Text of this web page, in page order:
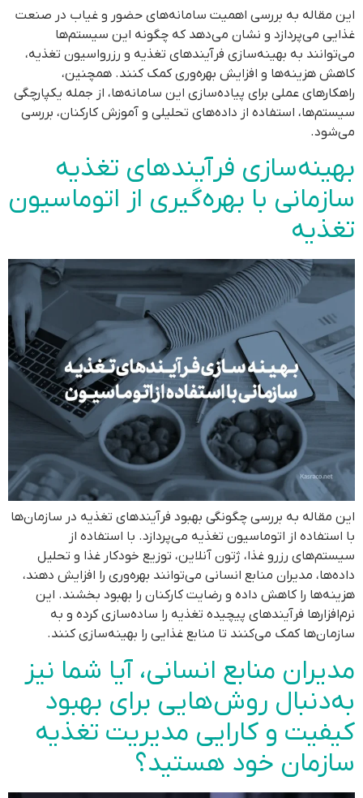
این مقاله به بررسی اهمیت سامانه‌های حضور و غیاب در صنعت
غذایی می‌پردازد و نشان می‌دهد که چگونه این سیستم‌ها
می‌توانند به بهینه‌سازی فرآیندهای تغذیه و رزرواسیون تغذیه،
کاهش هزینه‌ها و افزایش بهره‌وری کمک کنند. همچنین،
راهکارهای عملی برای پیاده‌سازی این سامانه‌ها، از جمله یکپارچگی
سیستم‌ها، استفاده از داده‌های تحلیلی و آموزش کارکنان، بررسی
می‌شود.
بهینه‌سازی فرآیندهای تغذیه
سازمانی با بهره‌گیری از اتوماسیون
تغذیه
این مقاله به بررسی چگونگی بهبود فرآیندهای تغذیه در سازمان‌ها
با استفاده از اتوماسیون تغذیه می‌پردازد. با استفاده از
سیستم‌های رزرو غذا، ژتون آنلاین، توزیع خودکار غذا و تحلیل
داده‌ها، مدیران منابع انسانی می‌توانند بهره‌وری را افزایش دهند،
هزینه‌ها را کاهش داده و رضایت کارکنان را بهبود بخشند. این
نرم‌افزارها فرآیندهای پیچیده تغذیه را ساده‌سازی کرده و به
سازمان‌ها کمک می‌کنند تا منابع غذایی را بهینه‌سازی کنند.
مدیران منابع انسانی، آیا شما نیز
به‌دنبال روش‌هایی برای بهبود
کیفیت و کارایی مدیریت تغذیه
سازمان خود هستید؟